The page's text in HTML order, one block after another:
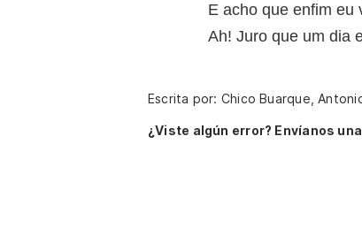
E acho que enfim eu
Ah! Juro que um dia
Escrita por: Chico Buarque,
¿Viste algún error? Envíanos